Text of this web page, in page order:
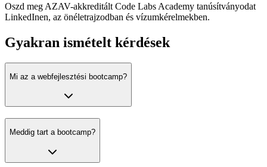
Oszd meg AZAV-akkreditált Code Labs Academy tanúsítványodat
LinkedInen, az önéletrajzodban és vízumkérelmekben.
Gyakran ismételt kérdések
Mi az a webfejlesztési bootcamp?
Meddig tart a bootcamp?